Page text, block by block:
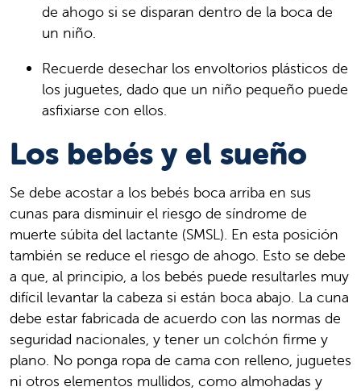
de ahogo si se disparan dentro de la boca de
un niño.
Recuerde desechar los envoltorios plásticos de
los juguetes, dado que un niño pequeño puede
asfixiarse con ellos.
Los bebés y el sueño
Se debe acostar a los bebés boca arriba en sus
cunas para disminuir el riesgo de síndrome de
muerte súbita del lactante (SMSL). En esta posición
también se reduce el riesgo de ahogo. Esto se debe
a que, al principio, a los bebés puede resultarles muy
difícil levantar la cabeza si están boca abajo. La cuna
debe estar fabricada de acuerdo con las normas de
seguridad nacionales, y tener un colchón firme y
plano. No ponga ropa de cama con relleno, juguetes
ni otros elementos mullidos, como almohadas y